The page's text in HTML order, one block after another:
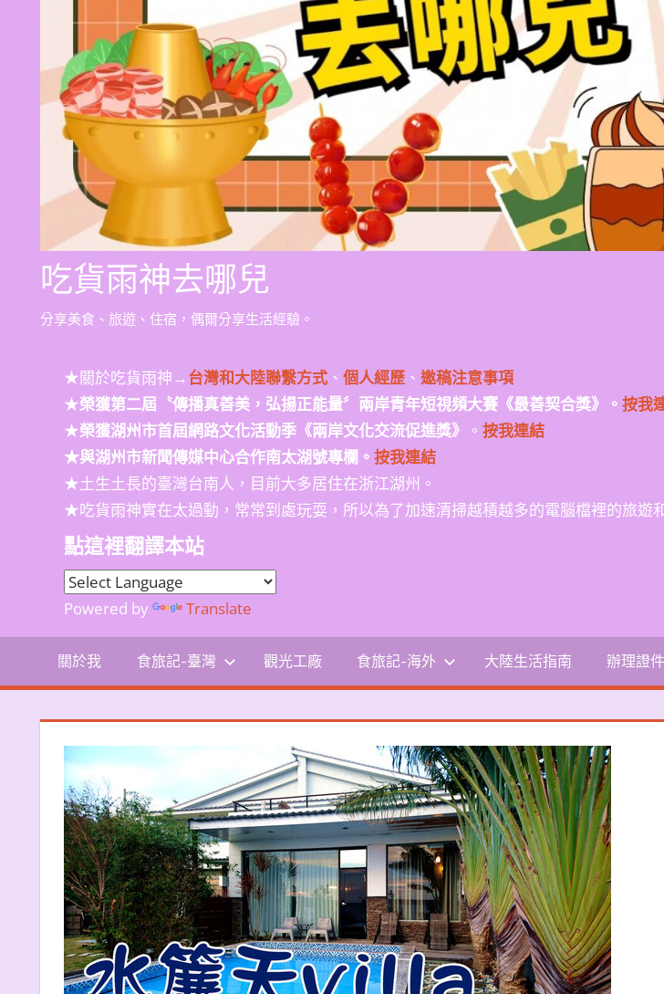
吃貨雨神去哪兒
分享美食、旅遊、住宿，偶爾分享生活經驗。
★關於吃貨雨神→台灣和大陸聯繫方式、 個人經歷、 邀稿注意事項
★榮獲第二屆〝傳播真善美，弘揚正能量〞兩岸青年短視頻大賽《最善契合獎》。 按我
★榮獲湖州市首屆網路文化活動季《兩岸文化交流促進獎》 。 按我連結
★與湖州市新聞傳媒中心合作南太湖號專欄。 按我連結
★土生土長的臺灣台南人，目前大多居住在浙江湖州。
★吃貨雨神實在太過動，常常到處玩耍，所以為了加速清掃越積越多的電腦檔裡的旅遊
點這裡翻譯本站
Powered by Translate
關於我 食旅記-臺灣 觀光工廠 食旅記-海外 大陸生活指南 辦理證